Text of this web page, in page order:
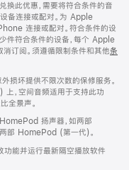
此优惠，需要将符合条件的音
备连接或配对。为 Apple
连接或配对。符合条件的设
件符合条件的设备，每个 Apple
消订阅。须遵循限制条件和其他条
坏提供不限次数的保修服务。
，空间音频适用于支持此功
全景声。
扬声器，如两部
部 HomePod (第一代)。
能并运行最新隔空播放软件